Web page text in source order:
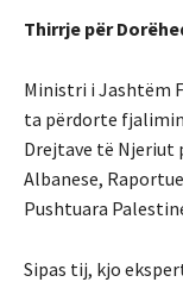
Thirrje për
Ministri i Jashtëm
ta përdorte
Drejtave të Njeriut
Albanese,
Pushtuara
Sipas tij, kjo